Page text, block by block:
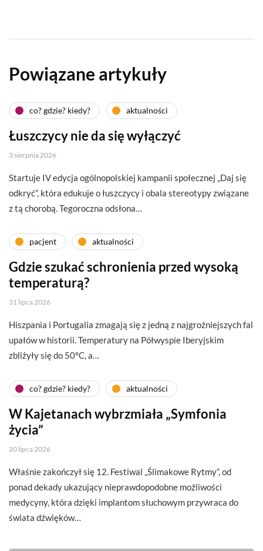
Powiązane artykuły
co? gdzie? kiedy? aktualności
Łuszczycy nie da się wyłączyć
3 sierpnia 2026
Startuje IV edycja ogólnopolskiej kampanii społecznej „Daj się
odkryć”, która edukuje o łuszczycy i obala stereotypy związane
z tą chorobą. Tegoroczna odsłona…
pacjent aktualności
Gdzie szukać schronienia przed wysoką
temperaturą?
31 lipca 2026
Hiszpania i Portugalia zmagają się z jedną z najgroźniejszych fal
upałów w historii. Temperatury na Półwyspie Iberyjskim
zbliżyły się do 50°C, a…
co? gdzie? kiedy? aktualności
W Kajetanach wybrzmiała „Symfonia
życia”
20 lipca 2026
Właśnie zakończył się 12. Festiwal „Ślimakowe Rytmy”, od
ponad dekady ukazujący nieprawdopodobne możliwości
medycyny, która dzięki implantom słuchowym przywraca do
świata dźwięków…